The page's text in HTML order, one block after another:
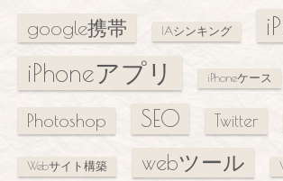
google携帯 IAシンキング
iPhoneアプリ
iPhoneケース
Photoshop SEO Twitter
Webサイト構築 webツール